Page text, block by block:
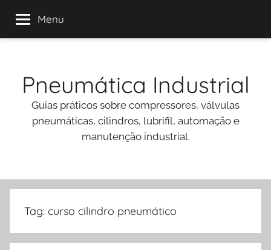
conteúdoPneumática Industrial
Guias práticos sobre compressores, válvulas
pneumáticas, cilindros, lubrifil, automação e
manutenção industrial.
Menu
Tag: curso cilindro pneumático